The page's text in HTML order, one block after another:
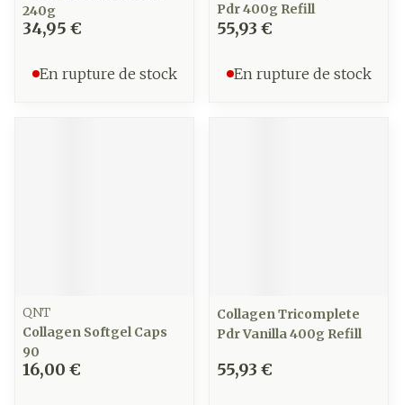
240g
34,95 €
En rupture de stock
Pdr 400g Refill
55,93 €
En rupture de stock
QNT
Collagen Softgel Caps
90
16,00 €
Collagen Tricomplete
Pdr Vanilla 400g Refill
55,93 €